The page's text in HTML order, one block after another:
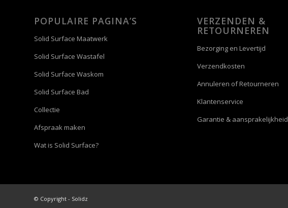
POPULAIRE PAGINA’S
Solid Surface Maatwerk
Solid Surface Wastafel
Solid Surface Waskom
Solid Surface Bad
Collectie
Afspraak maken
Wat is Solid Surface?
VERZENDEN &
RETOURNEREN
Bezorging en Levertijd
Verzendkosten
Annuleren of Retourneren
Klantenservice
Garantie & aansprakelijkheid
© Copyright - Solidz